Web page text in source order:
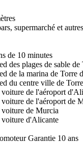
supermarché et
de 10 minutes
des plages de sable
de la marina de Torre
du centre ville de
voiture de l'aéroport
voiture de l'aéroport de
de Murcia
voiture d'Alicante
Garantie 10 ans